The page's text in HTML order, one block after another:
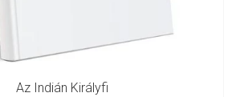
Az Indián Királyfi